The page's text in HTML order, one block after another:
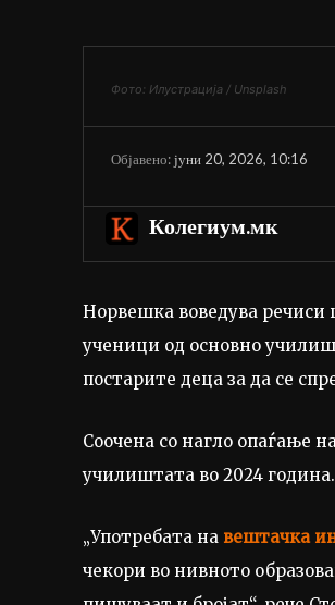
Фото: Илустрација / Unsplash
Објавено:јуни 20, 2026, 10:16
Колегиум.мк
Норвешка воведува речиси
ученици од основно
постарите деца за да се
Соочена со нагло опаѓање
училиштата во 2024 година.
„Употребата на вештачка
чекори во нивното